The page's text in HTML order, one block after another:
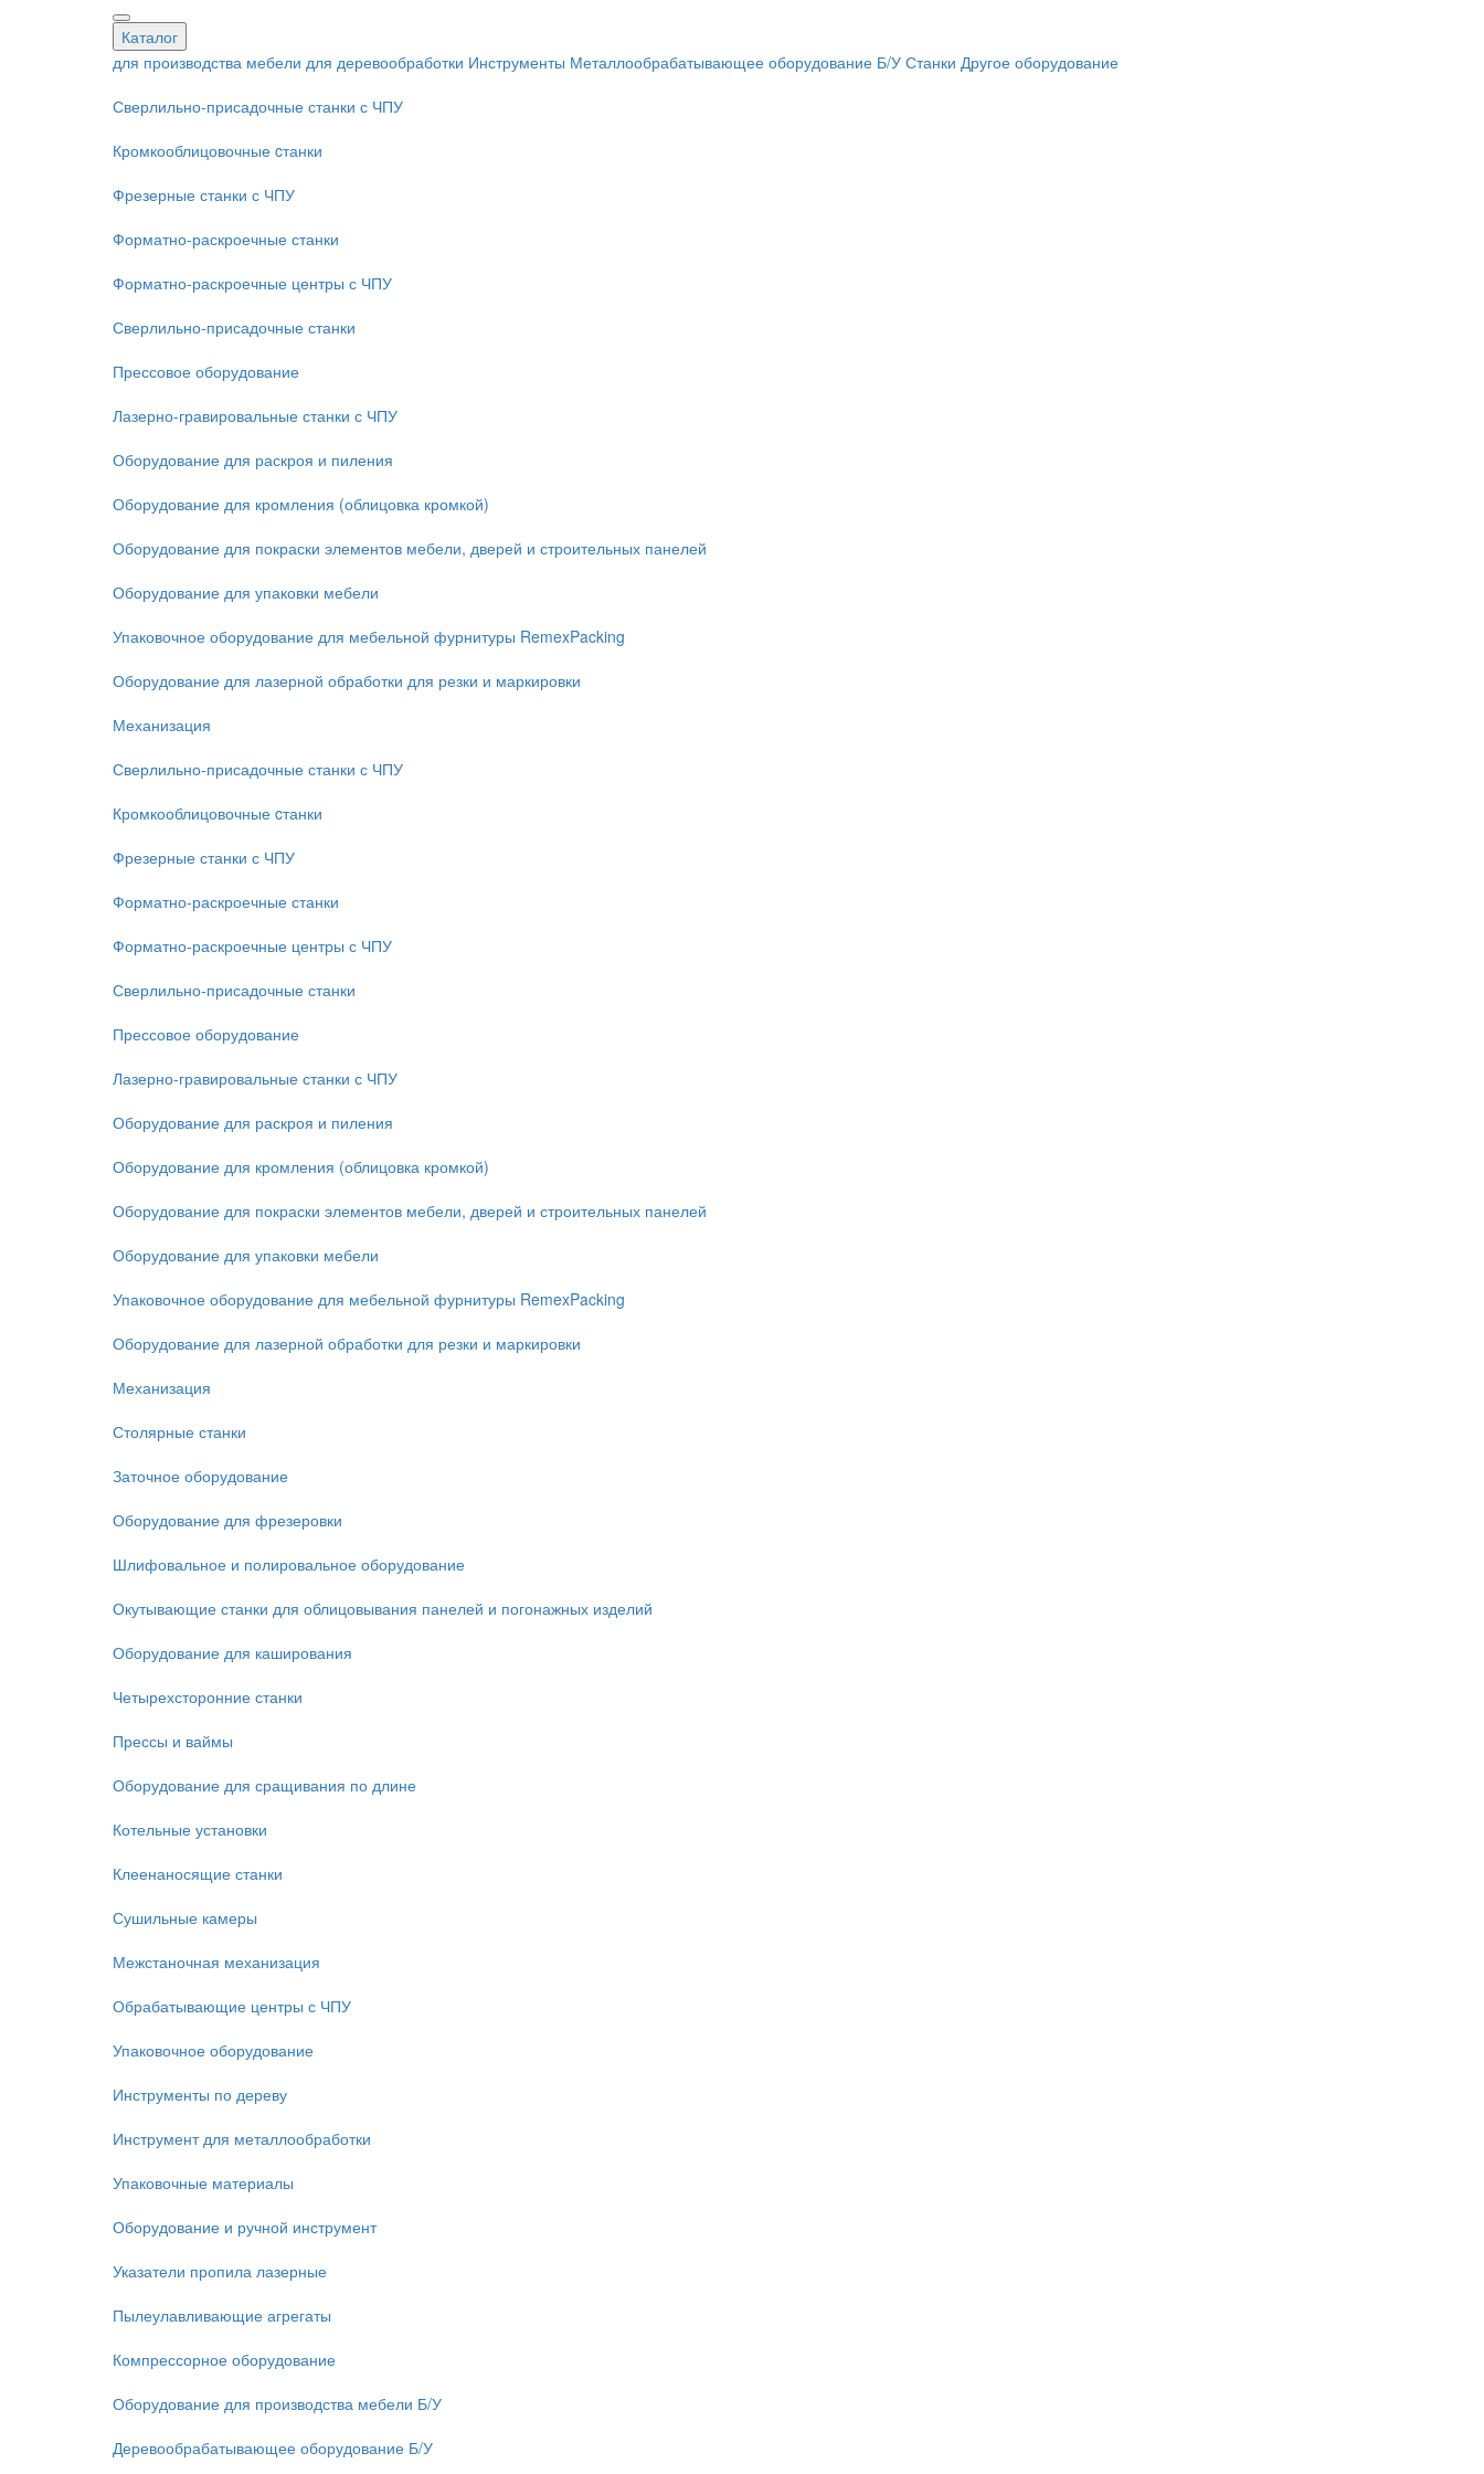
Каталог
для производства мебели для деревообработки Инструменты Металлообрабатывающее оборудование Б/У Станки Другое оборудование
Сверлильно-присадочные станки с ЧПУ
Кромкооблицовочные cтанки
Фрезерные станки с ЧПУ
Форматно-раскроечные станки
Форматно-раскроечные центры с ЧПУ
Сверлильно-присадочные станки
Прессовое оборудование
Лазерно-гравировальные станки с ЧПУ
Оборудование для раскроя и пиления
Оборудование для кромления (облицовка кромкой)
Оборудование для покраски элементов мебели, дверей и строительных панелей
Оборудование для упаковки мебели
Упаковочное оборудование для мебельной фурнитуры RemexPacking
Оборудование для лазерной обработки для резки и маркировки
Механизация
Сверлильно-присадочные станки с ЧПУ
Кромкооблицовочные cтанки
Фрезерные станки с ЧПУ
Форматно-раскроечные станки
Форматно-раскроечные центры с ЧПУ
Сверлильно-присадочные станки
Прессовое оборудование
Лазерно-гравировальные станки с ЧПУ
Оборудование для раскроя и пиления
Оборудование для кромления (облицовка кромкой)
Оборудование для покраски элементов мебели, дверей и строительных панелей
Оборудование для упаковки мебели
Упаковочное оборудование для мебельной фурнитуры RemexPacking
Оборудование для лазерной обработки для резки и маркировки
Механизация
Столярные станки
Заточное оборудование
Оборудование для фрезеровки
Шлифовальное и полировальное оборудование
Окутывающие станки для облицовывания панелей и погонажных изделий
Оборудование для каширования
Четырехсторонние станки
Прессы и ваймы
Оборудование для сращивания по длине
Котельные установки
Клеенаносящие станки
Сушильные камеры
Межстаночная механизация
Обрабатывающие центры с ЧПУ
Упаковочное оборудование
Инструменты по дереву
Инструмент для металлообработки
Упаковочные материалы
Оборудование и ручной инструмент
Указатели пропила лазерные
Пылеулавливающие агрегаты
Компрессорное оборудование
Оборудование для производства мебели Б/У
Деревообрабатывающее оборудование Б/У